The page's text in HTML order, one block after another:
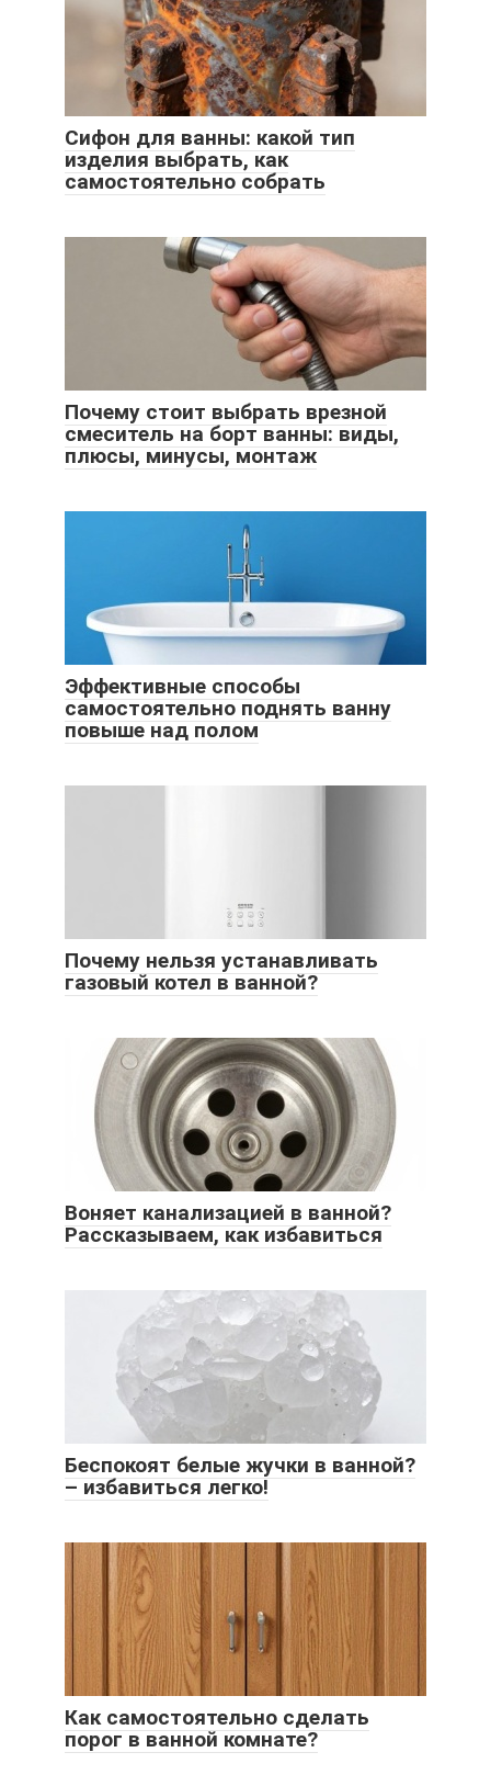
Сифон для ванны: какой тип
изделия выбрать, как
самостоятельно собрать
Почему стоит выбрать врезной
смеситель на борт ванны: виды,
плюсы, минусы, монтаж
Эффективные способы
самостоятельно поднять ванну
повыше над полом
Почему нельзя устанавливать
газовый котел в ванной?
Воняет канализацией в ванной?
Рассказываем, как избавиться
Беспокоят белые жучки в ванной?
– избавиться легко!
Как самостоятельно сделать
порог в ванной комнате?